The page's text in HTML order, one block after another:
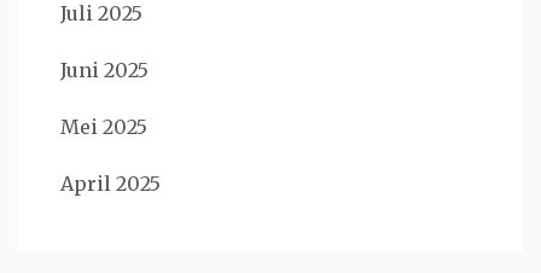
Juli 2025
Juni 2025
Mei 2025
April 2025